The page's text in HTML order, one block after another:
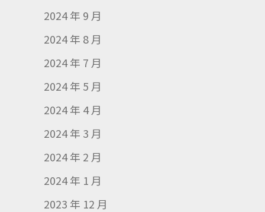
2024 年 9 月
2024 年 8 月
2024 年 7 月
2024 年 5 月
2024 年 4 月
2024 年 3 月
2024 年 2 月
2024 年 1 月
2023 年 12 月